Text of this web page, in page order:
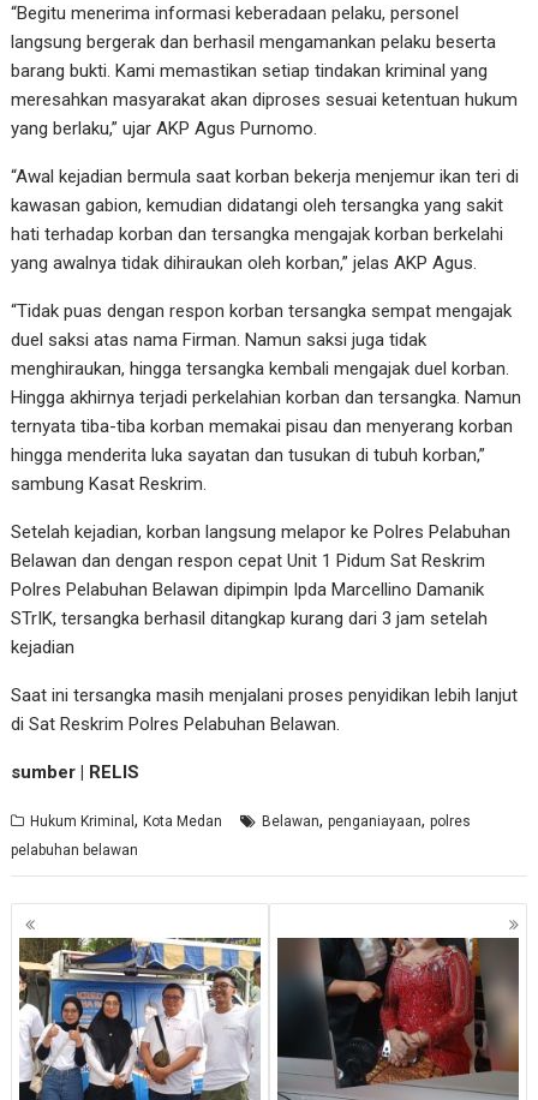
“Begitu menerima informasi keberadaan pelaku, personel
langsung bergerak dan berhasil mengamankan pelaku beserta
barang bukti. Kami memastikan setiap tindakan kriminal yang
meresahkan masyarakat akan diproses sesuai ketentuan hukum
yang berlaku,” ujar AKP Agus Purnomo.
“Awal kejadian bermula saat korban bekerja menjemur ikan teri di
kawasan gabion, kemudian didatangi oleh tersangka yang sakit
hati terhadap korban dan tersangka mengajak korban berkelahi
yang awalnya tidak dihiraukan oleh korban,” jelas AKP Agus.
“Tidak puas dengan respon korban tersangka sempat mengajak
duel saksi atas nama Firman. Namun saksi juga tidak
menghiraukan, hingga tersangka kembali mengajak duel korban.
Hingga akhirnya terjadi perkelahian korban dan tersangka. Namun
ternyata tiba-tiba korban memakai pisau dan menyerang korban
hingga menderita luka sayatan dan tusukan di tubuh korban,”
sambung Kasat Reskrim.
Setelah kejadian, korban langsung melapor ke Polres Pelabuhan
Belawan dan dengan respon cepat Unit 1 Pidum Sat Reskrim
Polres Pelabuhan Belawan dipimpin Ipda Marcellino Damanik
STrIK, tersangka berhasil ditangkap kurang dari 3 jam setelah
kejadian
Saat ini tersangka masih menjalani proses penyidikan lebih lanjut
di Sat Reskrim Polres Pelabuhan Belawan.
sumber | RELIS
Hukum Kriminal,Kota Medan Belawan,penganiayaan,polres
pelabuhan belawan
Navigasi
pos